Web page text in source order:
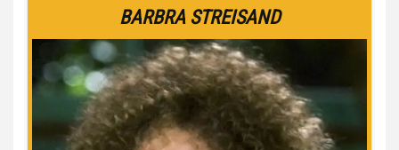
BARBRA STREISAND